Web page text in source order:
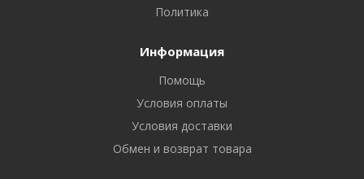
Политика
Информация
Помощь
Условия оплаты
Условия доставки
Обмен и возврат товара